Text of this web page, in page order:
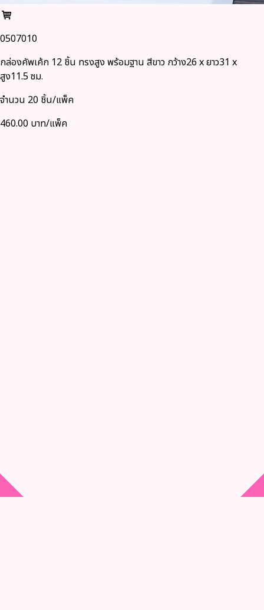
0507010
กล่องคัพเค้ก 12 ชิ้น ทรงสูง พร้อมฐาน สีขาว กว้าง26 x ยาว31 x
สูง11.5 ซม.
จำนวน 20 ชิ้น/แพ็ค
460.00 บาท/แพ็ค